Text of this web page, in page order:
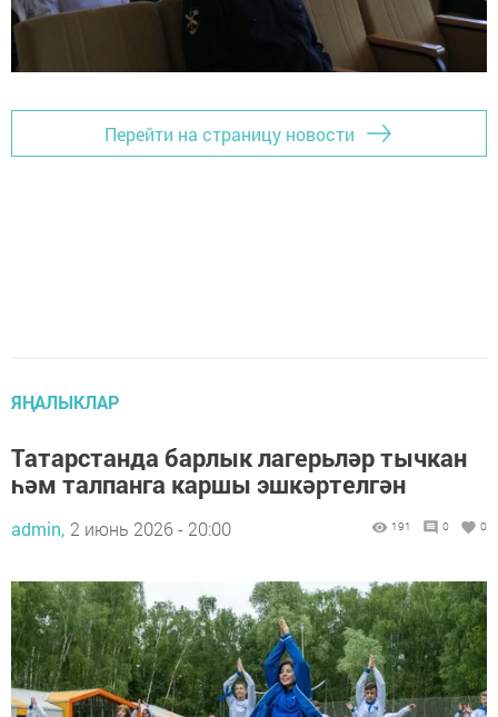
Перейти на страницу новости
ЯҢАЛЫКЛАР
Татарстанда барлык лагерьләр тычкан
һәм талпанга каршы эшкәртелгән
admin, 2 июнь 2026 - 20:00 191 0 0